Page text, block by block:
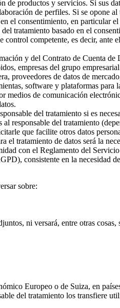
productos y servicios. Si sus
de perfiles. Si se opone
el consentimiento, en particular
tratamiento basado en el
control competente, es decir, ante
y del Contrato de Cuenta de
empresas del grupo
proveedores de datos de
software y plataformas para
de comunicación
del tratamiento si es
responsable del tratamiento
que facilite otros datos
tratamiento de datos será la
con el Reglamento del
consistente en la necesidad
sobre:
ni versará, entre otras cosas,
Europeo o de Suiza, en
del tratamiento los transfiere